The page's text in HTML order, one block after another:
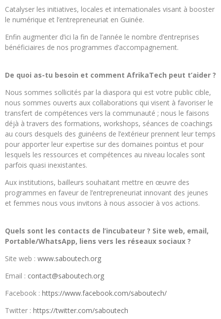
Catalyser les initiatives, locales et internationales visant à booster
le numérique et l’entrepreneuriat en Guinée.
Enfin augmenter d’ici la fin de l’année le nombre d’entreprises
bénéficiaires de nos programmes d’accompagnement.
De quoi as-tu besoin et comment AfrikaTech peut t’aider ?
Nous sommes sollicités par la diaspora qui est votre public cible,
nous sommes ouverts aux collaborations qui visent à favoriser le
transfert de compétences vers la communauté ; nous le faisons
déjà à travers des formations, workshops, séances de coachings
au cours desquels des guinéens de l’extérieur prennent leur temps
pour apporter leur expertise sur des domaines pointus et pour
lesquels les ressources et compétences au niveau locales sont
parfois quasi inexistantes.
Aux institutions, bailleurs souhaitant mettre en œuvre des
programmes en faveur de l’entrepreneuriat innovant des jeunes
et femmes nous vous invitons à nous associer à vos actions.
Quels sont les contacts de l’incubateur ? Site web, email,
Portable/WhatsApp, liens vers les réseaux sociaux ?
Site web : www.saboutech.org
Email : contact@saboutech.org
Facebook : https://www.facebook.com/saboutech/
Twitter : https://twitter.com/saboutech